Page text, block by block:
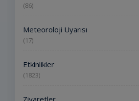
(86)
Meteoroloji Uyarısı
(17)
Etkinlikler
(1823)
Ziyaretler